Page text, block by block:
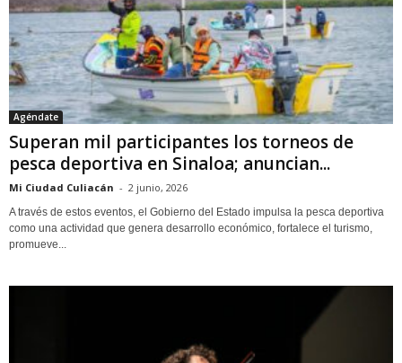
Agéndate
Superan mil participantes los torneos de
pesca deportiva en Sinaloa; anuncian...
Mi Ciudad Culiacán - 2 junio, 2026
A través de estos eventos, el Gobierno del Estado impulsa la pesca deportiva
como una actividad que genera desarrollo económico, fortalece el turismo,
promueve...